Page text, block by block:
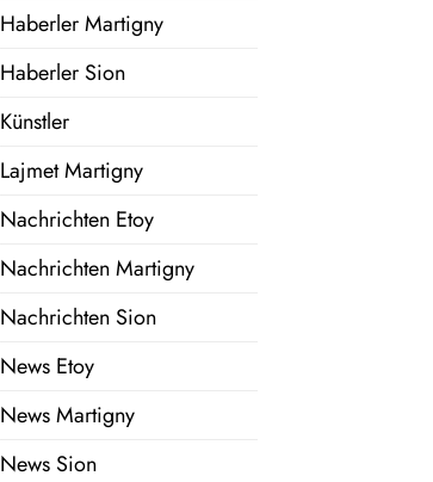
Haberler Martigny
Haberler Sion
Künstler
Lajmet Martigny
Nachrichten Etoy
Nachrichten Martigny
Nachrichten Sion
News Etoy
News Martigny
News Sion